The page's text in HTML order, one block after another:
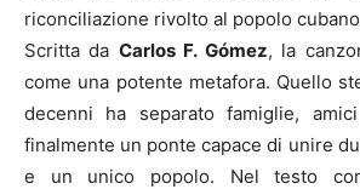
riconciliazione rivolto al popolo
Scritta da Carlos F. Gómez, la
come una potente metafora. Quello
decenni ha separato famiglie,
finalmente un ponte capace di unire
e un unico popolo. Nel testo